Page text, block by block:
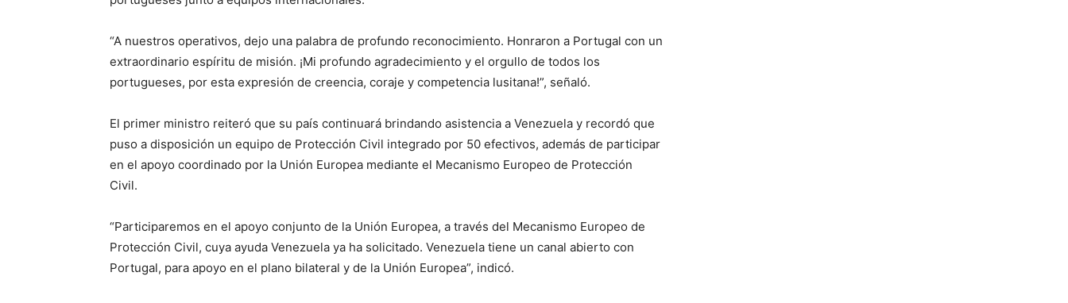
“A nuestros operativos, dejo una palabra de profundo reconocimiento. Honraron a Portugal con un
extraordinario espíritu de misión. ¡Mi profundo agradecimiento y el orgullo de todos los
portugueses, por esta expresión de creencia, coraje y competencia lusitana!”, señaló.
El primer ministro reiteró que su país continuará brindando asistencia a Venezuela y recordó que
puso a disposición un equipo de Protección Civil integrado por 50 efectivos, además de participar
en el apoyo coordinado por la Unión Europea mediante el Mecanismo Europeo de Protección
Civil.
“Participaremos en el apoyo conjunto de la Unión Europea, a través del Mecanismo Europeo de
Protección Civil, cuya ayuda Venezuela ya ha solicitado. Venezuela tiene un canal abierto con
Portugal, para apoyo en el plano bilateral y de la Unión Europea”, indicó.